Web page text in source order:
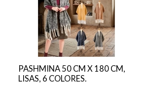
PASHMINA 50 CM X 180 CM,
LISAS, 6 COLORES.